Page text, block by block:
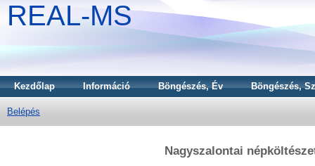
REAL-MS
Kezdőlap Információ Böngészés, Év Böngészés,
Belépés
Nagyszalontai